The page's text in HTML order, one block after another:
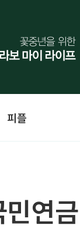
피플
연